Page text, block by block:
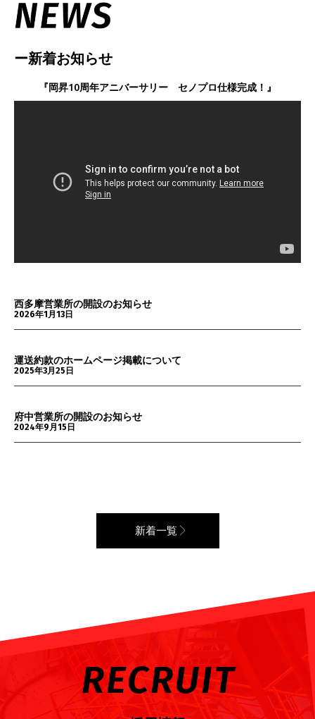
ー新着お知らせ
『岡昇10周年アニバーサリー セノプロ仕様完成！』
西多摩営業所の開設のお知らせ
2026年1月13日
運送約款のホームページ掲載について
2025年3月25日
府中営業所の開設のお知らせ
2024年9月15日
新着一覧